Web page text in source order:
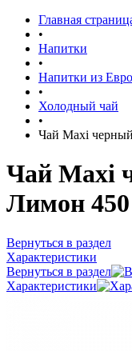
Главная
•
Напитки
•
Напитки из
•
Холодный чай
•
Чай Maxi
Чай Maxi
Лимон
Вернуться в раздел
Характеристики
Вернуться в раздел
Характеристики